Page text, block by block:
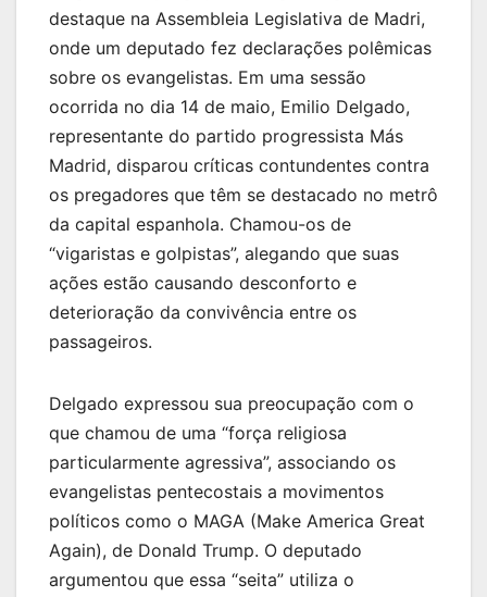
destaque na Assembleia Legislativa de Madri,
onde um deputado fez declarações polêmicas
sobre os evangelistas. Em uma sessão
ocorrida no dia 14 de maio, Emilio Delgado,
representante do partido progressista Más
Madrid, disparou críticas contundentes contra
os pregadores que têm se destacado no metrô
da capital espanhola. Chamou-os de
“vigaristas e golpistas”, alegando que suas
ações estão causando desconforto e
deterioração da convivência entre os
passageiros.
Delgado expressou sua preocupação com o
que chamou de uma “força religiosa
particularmente agressiva”, associando os
evangelistas pentecostais a movimentos
políticos como o MAGA (Make America Great
Again), de Donald Trump. O deputado
argumentou que essa “seita” utiliza o